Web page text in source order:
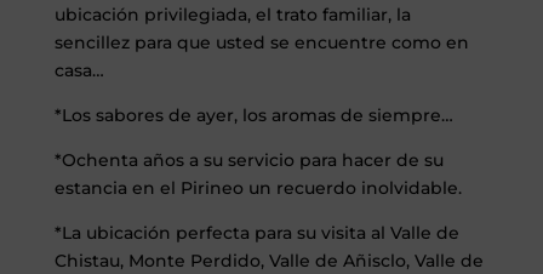
ubicación privilegiada, el trato familiar, la
sencillez para que usted se encuentre como en
casa…
*Los sabores de ayer, los aromas de siempre…
*Ochenta años a su servicio para hacer de su
estancia en el Pirineo un recuerdo inolvidable.
*La ubicación perfecta para su visita al Valle de
Chistau, Monte Perdido, Valle de Añisclo, Valle de